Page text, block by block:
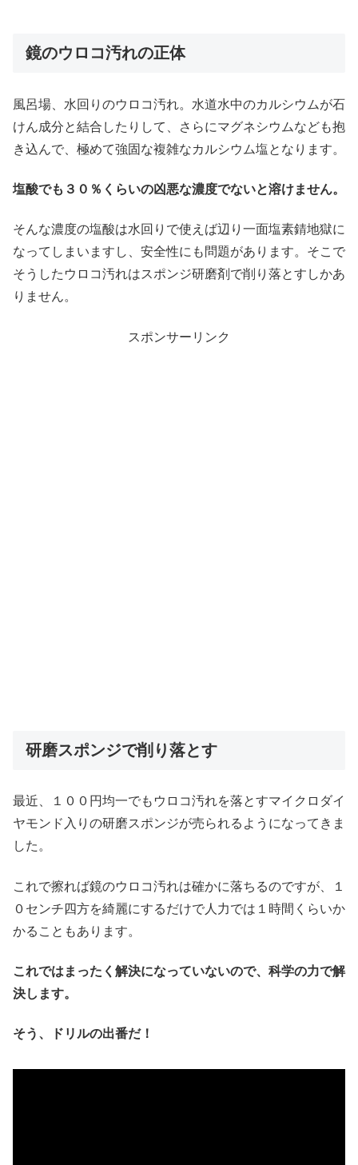
鏡のウロコ汚れの正体
風呂場、水回りのウロコ汚れ。水道水中のカルシウムが石
けん成分と結合したりして、さらにマグネシウムなども抱
き込んで、極めて強固な複雑なカルシウム塩となります。
塩酸でも３０％くらいの凶悪な濃度でないと溶けません。
そんな濃度の塩酸は水回りで使えば辺り一面塩素錆地獄に
なってしまいますし、安全性にも問題があります。そこで
そうしたウロコ汚れはスポンジ研磨剤で削り落とすしかあ
りません。
スポンサーリンク
研磨スポンジで削り落とす
最近、１００円均一でもウロコ汚れを落とすマイクロダイ
ヤモンド入りの研磨スポンジが売られるようになってきま
した。
これで擦れば鏡のウロコ汚れは確かに落ちるのですが、１
０センチ四方を綺麗にするだけで人力では１時間くらいか
かることもあります。
これではまったく解決になっていないので、科学の力で解
決します。
そう、ドリルの出番だ！